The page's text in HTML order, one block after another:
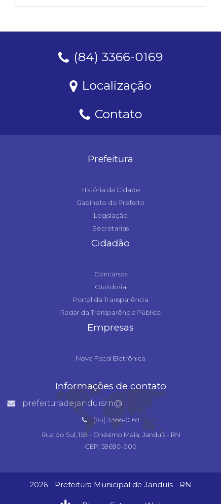
(84) 3366-0169
Localização
Contato
Prefeitura
História da Cidade
Gabinete do Prefeito
Legislação
Secretarias
Cidadão
Concursos
Ouvidoria
Portal da Transparência
Radar da Transparência Pública
Empresas
Nova Fiscal Eletrônica
Informações de contato
prefeituradejanduisrn@gmail.com
(84) 3366-0169
Rua do Sul, 159 - Onésimo Maia, Janduís - RN
CEP: 59690-000
2026 - Prefeitura Municipal de Janduís - RN